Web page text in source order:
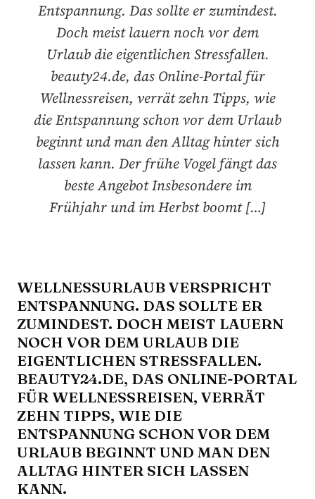
Entspannung. Das sollte er zumindest.
Doch meist lauern noch vor dem
Urlaub die eigentlichen Stressfallen.
beauty24.de, das Online-Portal für
Wellnessreisen, verrät zehn Tipps, wie
die Entspannung schon vor dem Urlaub
beginnt und man den Alltag hinter sich
lassen kann. Der frühe Vogel fängt das
beste Angebot Insbesondere im
Frühjahr und im Herbst boomt […]
WELLNESSURLAUB VERSPRICHT
ENTSPANNUNG. DAS SOLLTE ER
ZUMINDEST. DOCH MEIST LAUERN
NOCH VOR DEM URLAUB DIE
EIGENTLICHEN STRESSFALLEN.
BEAUTY24.DE, DAS ONLINE-PORTAL
FÜR WELLNESSREISEN, VERRÄT
ZEHN TIPPS, WIE DIE
ENTSPANNUNG SCHON VOR DEM
URLAUB BEGINNT UND MAN DEN
ALLTAG HINTER SICH LASSEN
KANN.